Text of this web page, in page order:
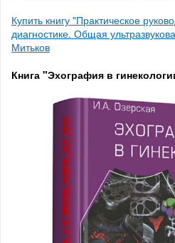
Купить книгу "Практическое
диагностике. Общая
Митьков
Книга "Эхография в